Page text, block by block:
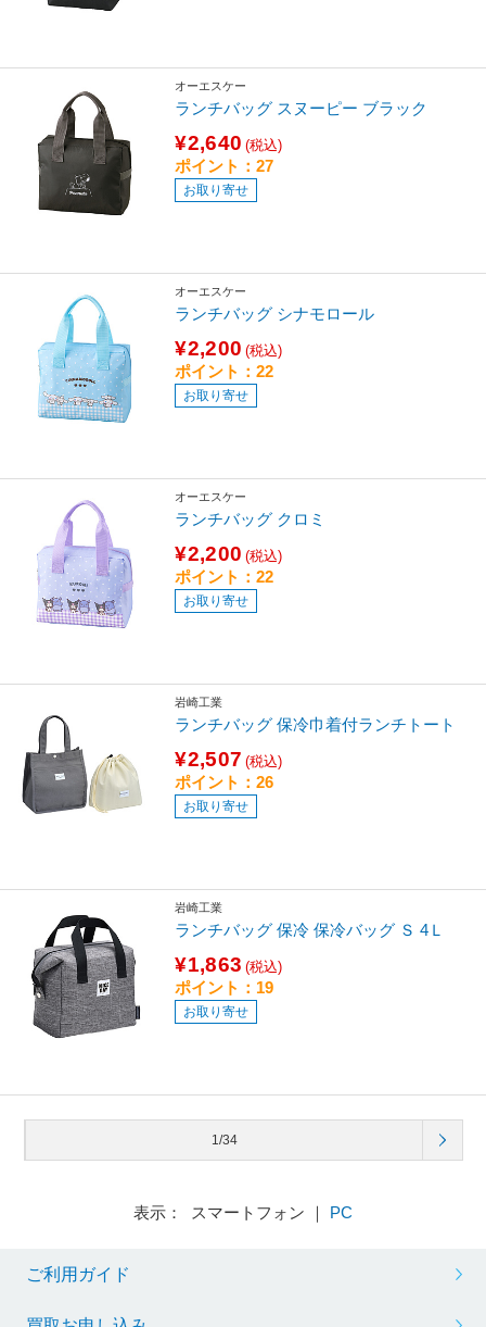
オーエスケー
ランチバッグ スヌーピー ブラック
¥2,640 (税込)
ポイント：27
お取り寄せ
オーエスケー
ランチバッグ シナモロール
¥2,200 (税込)
ポイント：22
お取り寄せ
オーエスケー
ランチバッグ クロミ
¥2,200 (税込)
ポイント：22
お取り寄せ
岩崎工業
ランチバッグ 保冷巾着付ランチトート
¥2,507 (税込)
ポイント：26
お取り寄せ
岩崎工業
ランチバッグ 保冷 保冷バッグ Ｓ 4Ｌ
¥1,863 (税込)
ポイント：19
お取り寄せ
1/34
表示： スマートフォン ｜ PC
ご利用ガイド